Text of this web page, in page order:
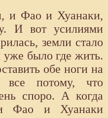
и Фао и Хуанаки,
И вот усилиями
земли стало
уже было где жить.
обе ноги на
потому, что
споро. А когда
Фао и Хуанаки